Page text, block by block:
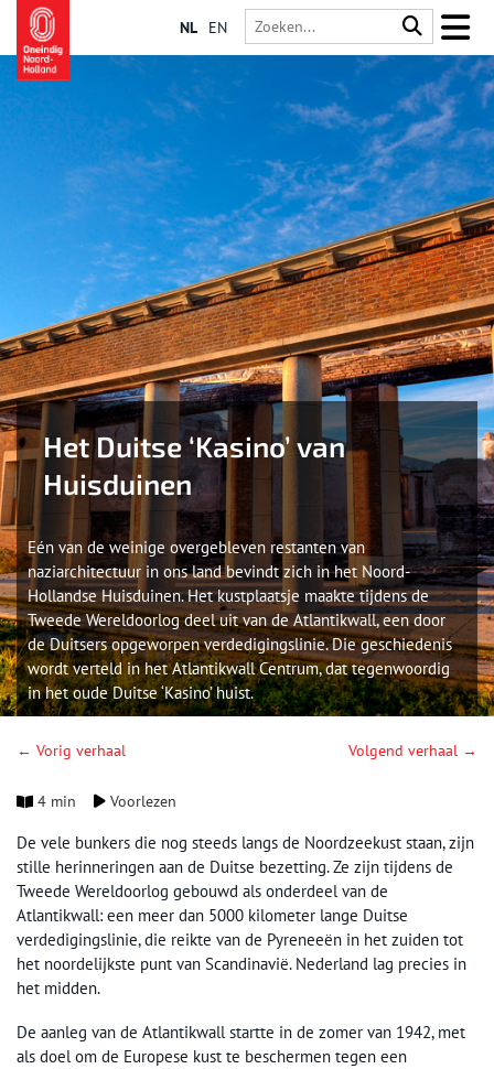
NL EN
Het Duitse ‘Kasino’ van
Huisduinen
Eén van de weinige overgebleven restanten van
naziarchitectuur in ons land bevindt zich in het Noord-
Hollandse Huisduinen. Het kustplaatsje maakte tijdens de
Tweede Wereldoorlog deel uit van de Atlantikwall, een door
de Duitsers opgeworpen verdedigingslinie. Die geschiedenis
wordt verteld in het Atlantikwall Centrum, dat tegenwoordig
in het oude Duitse ‘Kasino’ huist.
← Vorig verhaal Volgend verhaal →
4 min Voorlezen
De vele bunkers die nog steeds langs de Noordzeekust staan, zijn
stille herinneringen aan de Duitse bezetting. Ze zijn tijdens de
Tweede Wereldoorlog gebouwd als onderdeel van de
Atlantikwall: een meer dan 5000 kilometer lange Duitse
verdedigingslinie, die reikte van de Pyreneeën in het zuiden tot
het noordelijkste punt van Scandinavië. Nederland lag precies in
het midden.
De aanleg van de Atlantikwall startte in de zomer van 1942, met
als doel om de Europese kust te beschermen tegen een